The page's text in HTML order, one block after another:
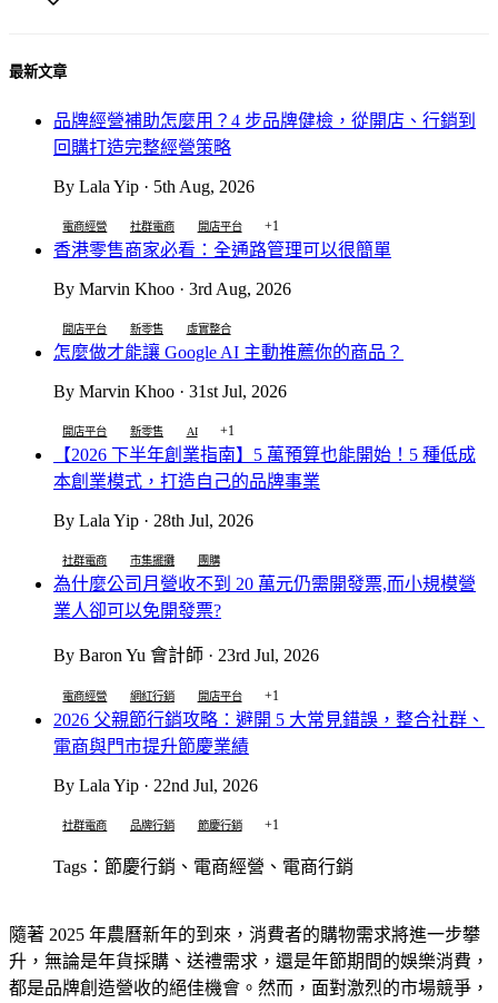
最新文章
品牌經營補助怎麼用？4 步品牌健檢，從開店、行銷到
回購打造完整經營策略
By Lala Yip · 5th Aug, 2026
電商經營 社群電商 開店平台 +1
香港零售商家必看：全通路管理可以很簡單
By Marvin Khoo · 3rd Aug, 2026
開店平台 新零售 虛實整合
怎麼做才能讓 Google AI 主動推薦你的商品？
By Marvin Khoo · 31st Jul, 2026
開店平台 新零售 AI +1
【2026 下半年創業指南】5 萬預算也能開始！5 種低成
本創業模式，打造自己的品牌事業
By Lala Yip · 28th Jul, 2026
社群電商 市集擺攤 團購
為什麼公司月營收不到 20 萬元仍需開發票,而小規模營
業人卻可以免開發票?
By Baron Yu 會計師 · 23rd Jul, 2026
電商經營 網紅行銷 開店平台 +1
2026 父親節行銷攻略：避開 5 大常見錯誤，整合社群、
電商與門市提升節慶業績
By Lala Yip · 22nd Jul, 2026
社群電商 品牌行銷 節慶行銷 +1
Tags：節慶行銷、電商經營、電商行銷
隨著 2025 年農曆新年的到來，消費者的購物需求將進一步攀
升，無論是年貨採購、送禮需求，還是年節期間的娛樂消費，
都是品牌創造營收的絕佳機會。然而，面對激烈的市場競爭，